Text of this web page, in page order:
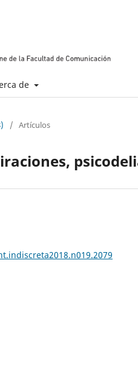
de
/ Artículos